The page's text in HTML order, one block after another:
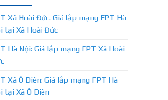
Xã Hoài Đức: Giá lắp mạng FPT Hà
tại Xã Hoài Đức
Hà Nội: Giá lắp mạng FPT Xã Hoài
Xã Ô Diên: Giá lắp mạng FPT Hà
tại Xã Ô Diên